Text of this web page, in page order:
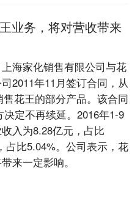
业务，将对营收带来
海家化销售有限公司与花
2011年11月签订合同，从
花王的部分产品。该合同
定不再续延。2016年1-9
入为8.28亿元，占比
占比5.04%。公司表示，花
来一定影响。